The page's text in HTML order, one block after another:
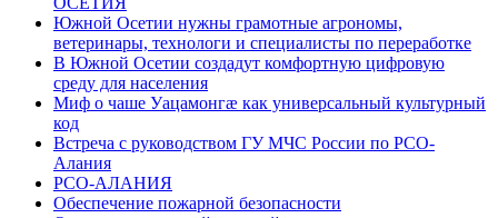
Южной Осетии нужны грамотные агрономы,
ветеринары, технологи и специалисты по переработке
В Южной Осетии создадут комфортную цифровую
среду для населения
Миф о чаше Уацамонгæ как универсальный культурный
код
Встреча с руководством ГУ МЧС России по РСО-
Алания
РСО-АЛАНИЯ
Обеспечение пожарной безопасности